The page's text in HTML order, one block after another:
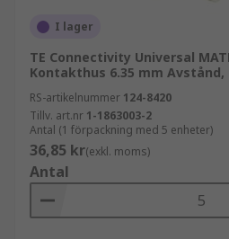
I lager
TE Connectivity Universal
Kontakthus 6.35 mm Avstånd,
RS-artikelnummer 124-8420
Tillv. art.nr 1-1863003-2
Antal (1 förpackning med 5 enheter)
36,85 kr(exkl. moms)
Antal